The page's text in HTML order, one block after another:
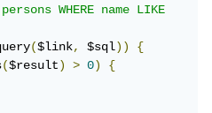
persons WHERE name LIKE
($link, $sql))
{
($result) > 0)
{